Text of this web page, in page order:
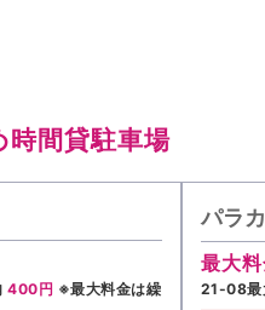
間貸駐車場
400円 ※最大料金は繰
パラ
最大
21-08